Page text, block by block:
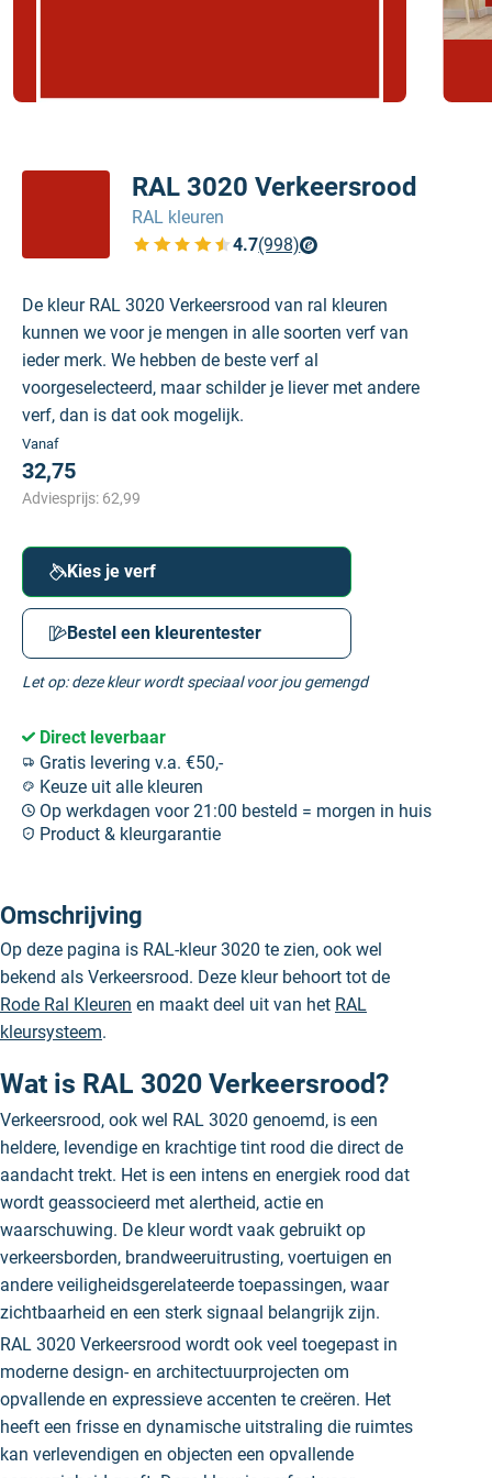
RAL 3020 Verkeersrood
RAL kleuren
4.7(998)
Bekijk de verfplaza beoordelingen
De kleur RAL 3020 Verkeersrood van ral kleuren
kunnen we voor je mengen in alle soorten verf van
ieder merk. We hebben de beste verf al
voorgeselecteerd, maar schilder je liever met andere
verf, dan is dat ook mogelijk.
Vanaf
32,75
Adviesprijs: 62,99
Kies je verf
Bestel een kleurentester
Let op: deze kleur wordt speciaal voor jou gemengd
Direct leverbaar
Gratis levering v.a. €50,-
Keuze uit alle kleuren
Op werkdagen voor 21:00 besteld = morgen in huis
Product & kleurgarantie
Omschrijving
Op deze pagina is RAL-kleur 3020 te zien, ook wel
bekend als Verkeersrood. Deze kleur behoort tot de
Rode Ral Kleuren en maakt deel uit van het RAL
kleursysteem.
Wat is RAL 3020 Verkeersrood?
Verkeersrood, ook wel RAL 3020 genoemd, is een
heldere, levendige en krachtige tint rood die direct de
aandacht trekt. Het is een intens en energiek rood dat
wordt geassocieerd met alertheid, actie en
waarschuwing. De kleur wordt vaak gebruikt op
verkeersborden, brandweeruitrusting, voertuigen en
andere veiligheidsgerelateerde toepassingen, waar
zichtbaarheid en een sterk signaal belangrijk zijn.
RAL 3020 Verkeersrood wordt ook veel toegepast in
moderne design- en architectuurprojecten om
opvallende en expressieve accenten te creëren. Het
heeft een frisse en dynamische uitstraling die ruimtes
kan verlevendigen en objecten een opvallende